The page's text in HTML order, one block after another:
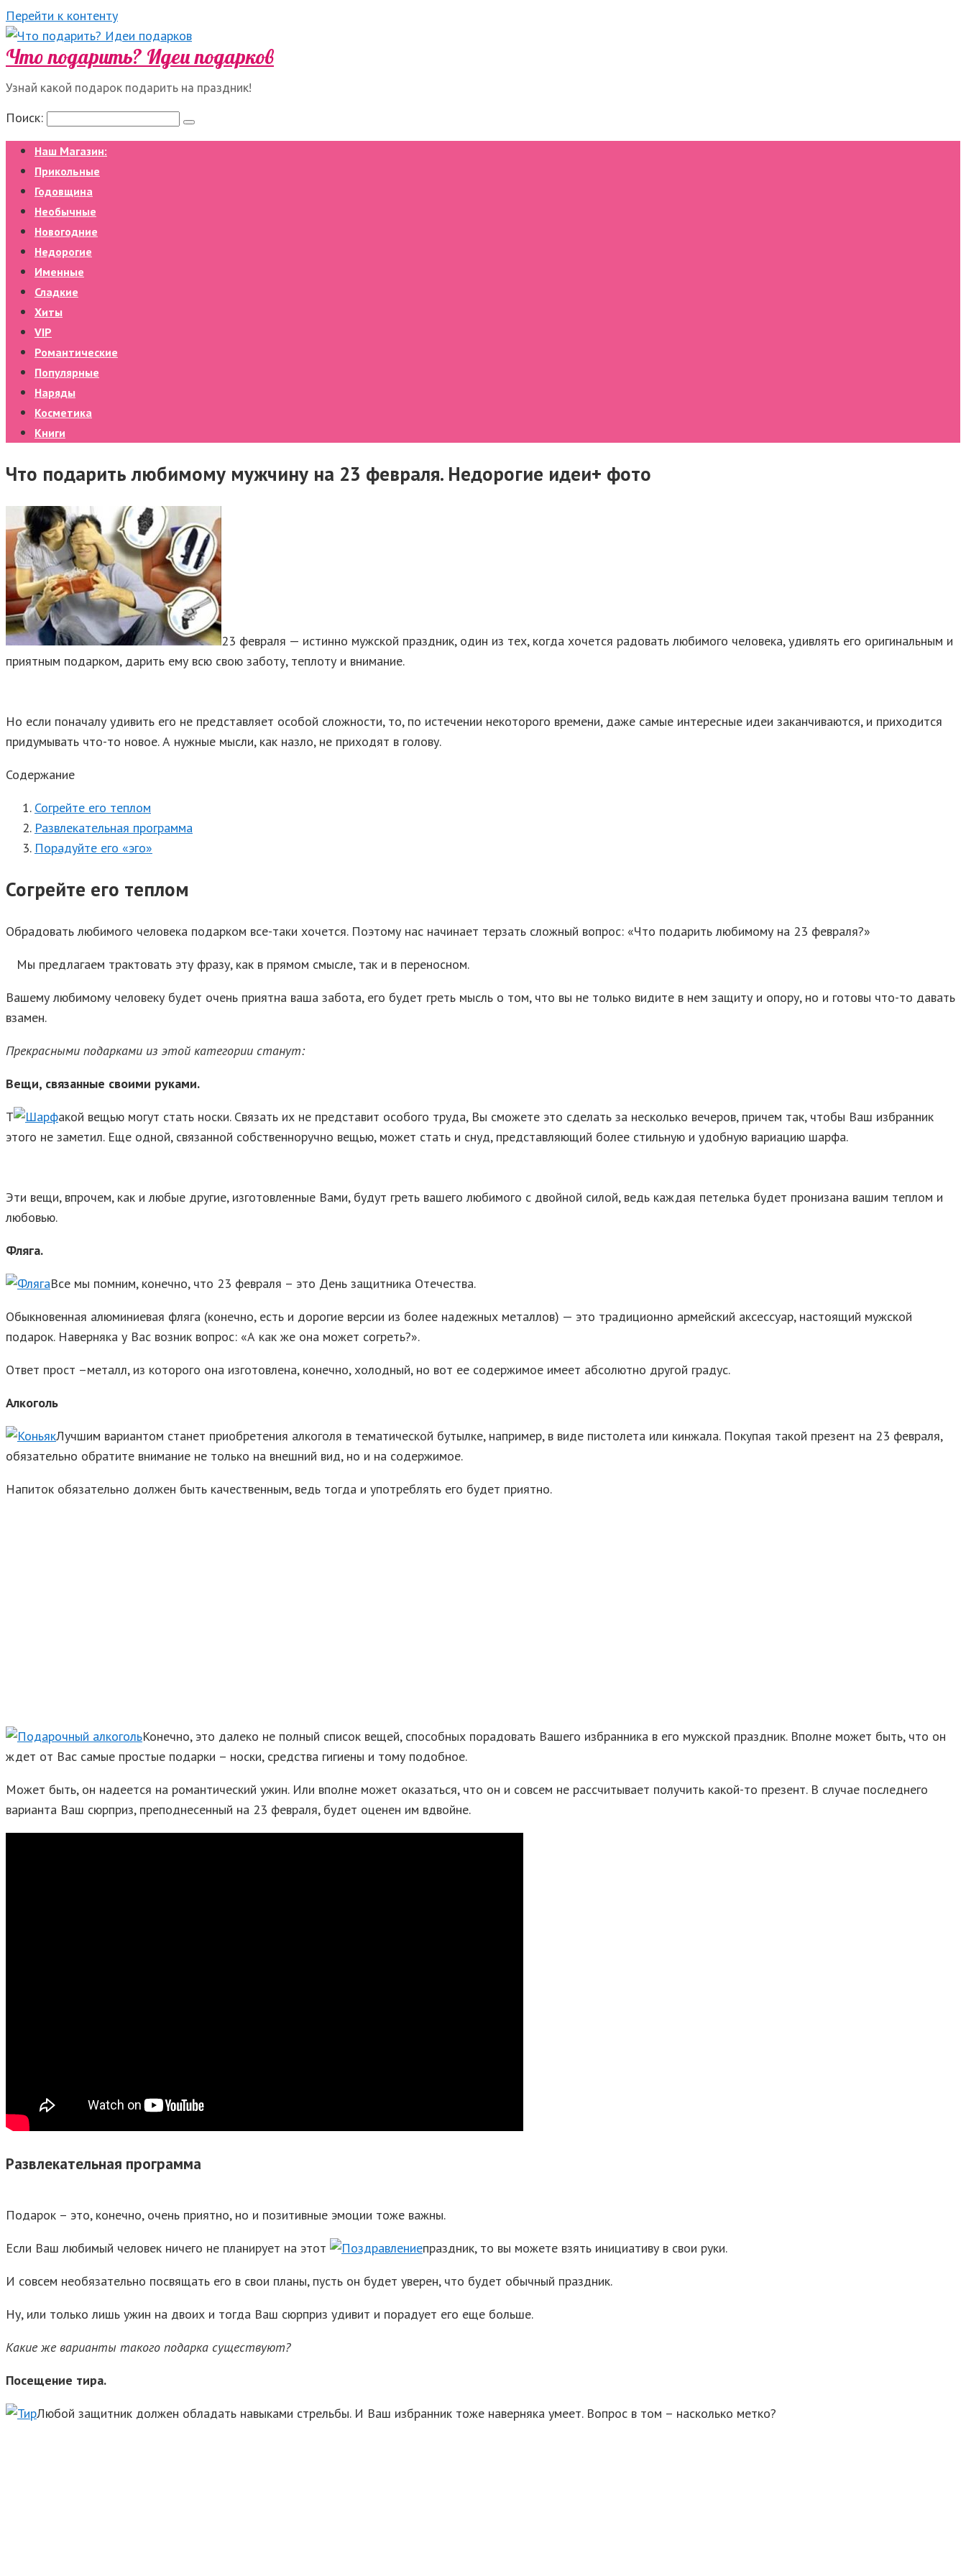
Перейти к контенту
Что подарить? Идеи подарков
Узнай какой подарок подарить на праздник!
Поиск:
Наш Магазин:
Прикольные
Годовщина
Необычные
Новогодние
Недорогие
Именные
Сладкие
Хиты
VIP
Романтические
Популярные
Наряды
Косметика
Книги
Что подарить любимому мужчину на 23 февраля. Недорогие идеи+ фото
23 февраля — истинно мужской праздник, один из тех, когда хочется радовать любимого человека, удивлять его оригинальным и
приятным подарком, дарить ему всю свою заботу, теплоту и внимание.
Но если поначалу удивить его не представляет особой сложности, то, по истечении некоторого времени, даже самые интересные идеи заканчиваются, и приходится
придумывать что-то новое. А нужные мысли, как назло, не приходят в голову.
Содержание
Согрейте его теплом
Развлекательная программа
Порадуйте его «эго»
Согрейте его теплом
Обрадовать любимого человека подарком все-таки хочется. Поэтому нас начинает терзать сложный вопрос: «Что подарить любимому на 23 февраля?»
Мы предлагаем трактовать эту фразу, как в прямом смысле, так и в переносном.
Вашему любимому человеку будет очень приятна ваша забота, его будет греть мысль о том, что вы не только видите в нем защиту и опору, но и готовы что-то давать
взамен.
Прекрасными подарками из этой категории станут:
Вещи, связанные своими руками.
Т
акой вещью могут стать носки. Связать их не представит особого труда, Вы сможете это сделать за несколько вечеров, причем так, чтобы Ваш избранник
этого не заметил. Еще одной, связанной собственноручно вещью, может стать и снуд, представляющий более стильную и удобную вариацию шарфа.
Эти вещи, впрочем, как и любые другие, изготовленные Вами, будут греть вашего любимого с двойной силой, ведь каждая петелька будет пронизана вашим теплом и
любовью.
Фляга.
Все мы помним, конечно, что 23 февраля – это День защитника Отечества.
Обыкновенная алюминиевая фляга (конечно, есть и дорогие версии из более надежных металлов) — это традиционно армейский аксессуар, настоящий мужской
подарок. Наверняка у Вас возник вопрос: «А как же она может согреть?».
Ответ прост –металл, из которого она изготовлена, конечно, холодный, но вот ее содержимое имеет абсолютно другой градус.
Алкоголь
Лучшим вариантом станет приобретения алкоголя в тематической бутылке, например, в виде пистолета или кинжала. Покупая такой презент на 23 февраля,
обязательно обратите внимание не только на внешний вид, но и на содержимое.
Напиток обязательно должен быть качественным, ведь тогда и употреблять его будет приятно.
Конечно, это далеко не полный список вещей, способных порадовать Вашего избранника в его мужской праздник. Вполне может быть, что он
ждет от Вас самые простые подарки – носки, средства гигиены и тому подобное.
Может быть, он надеется на романтический ужин. Или вполне может оказаться, что он и совсем не рассчитывает получить какой-то презент. В случае последнего
варианта Ваш сюрприз, преподнесенный на 23 февраля, будет оценен им вдвойне.
Развлекательная программа
Подарок – это, конечно, очень приятно, но и позитивные эмоции тоже важны.
Если Ваш любимый человек ничего не планирует на этот
праздник, то вы можете взять инициативу в свои руки.
И совсем необязательно посвящать его в свои планы, пусть он будет уверен, что будет обычный праздник.
Ну, или только лишь ужин на двоих и тогда Ваш сюрприз удивит и порадует его еще больше.
Какие же варианты такого подарка существуют?
Посещение тира.
Любой защитник должен обладать навыками стрельбы. И Ваш избранник тоже наверняка умеет. Вопрос в том – насколько метко?